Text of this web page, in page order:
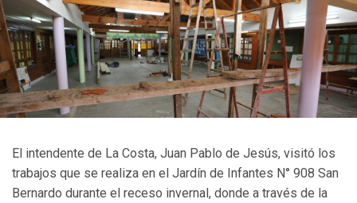
El intendente de La Costa, Juan Pablo de Jesús, visitó los
trabajos que se realiza en el Jardín de Infantes N° 908 San
Bernardo durante el receso invernal, donde a través de la